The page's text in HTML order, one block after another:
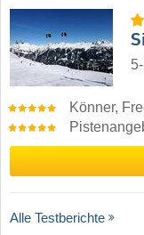
Könner,
Alle Testberichte